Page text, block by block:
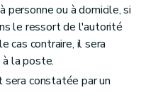
personne ou à domicile, si
le ressort de l'autorité
cas contraire, il sera
la poste.
constatée par un